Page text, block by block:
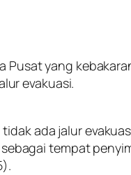
Pusat yang
evakuasi.
ada jalur
tempat